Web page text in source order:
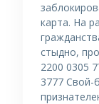
карта. На
стыдно,
2200 0305
3777 Свой-